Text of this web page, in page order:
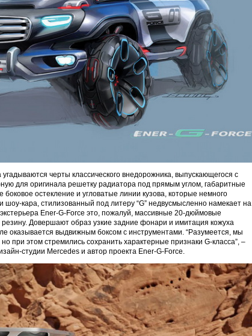
черты классического внедорожника, выпускающегося с
для оригинала решетку радиатора под прямым углом, габаритные
остекление и угловатые линии кузова, которые немного
шоу-кара, стилизованный под литеру “G” недвусмысленно намекает на
Ener-G-Force это, пожалуй, массивные 20-дюймовые
Довершают образ узкие задние фонари и имитация кожуха
оказывается выдвижным боксом с инструментами. “Разумеется, мы
при этом стремились сохранить характерные признаки G-класса”, –
студии Mercedes и автор проекта Ener-G-Force.